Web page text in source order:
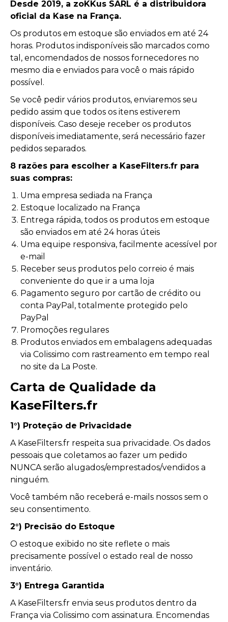
Nikon
Sony
Filtros de 100mm
Kits e Porta-filtros
Filtros Circulares K150
Filtros de 150mm
Acessórios
Nikon
Fuji
Panasonic
Canon RF
Canon EF
Nikon Z
Fuji G
Fuji X
LENTILLE MACRO
Lentille Macro 77mm
LIQUIDAÇÃO
Desde 2019, a zoKKus SARL é a distribuidora
oficial da Kase na França.
Os produtos em estoque são enviados em até 24
horas. Produtos indisponíveis são marcados como
tal, encomendados de nossos fornecedores no
mesmo dia e enviados para você o mais rápido
possível.
Se você pedir vários produtos, enviaremos seu
pedido assim que todos os itens estiverem
disponíveis. Caso deseje receber os produtos
disponíveis imediatamente, será necessário fazer
pedidos separados.
8 razões para escolher a KaseFilters.fr para
suas compras:
Uma empresa sediada na França
Estoque localizado na França
Entrega rápida, todos os produtos em estoque
são enviados em até 24 horas úteis
Uma equipe responsiva, facilmente acessível por
e-mail
Receber seus produtos pelo correio é mais
conveniente do que ir a uma loja
Pagamento seguro por cartão de crédito ou
conta PayPal, totalmente protegido pelo
PayPal
Promoções regulares
Produtos enviados em embalagens adequadas
via Colissimo com rastreamento em tempo real
no site da La Poste.
Carta de Qualidade da
KaseFilters.fr
1°) Proteção de Privacidade
A KaseFilters.fr respeita sua privacidade. Os dados
pessoais que coletamos ao fazer um pedido
NUNCA serão alugados/emprestados/vendidos a
ninguém.
Você também não receberá e-mails nossos sem o
seu consentimento.
2°) Precisão do Estoque
O estoque exibido no site reflete o mais
precisamente possível o estado real de nosso
inventário.
3°) Entrega Garantida
A KaseFilters.fr envia seus produtos dentro da
França via Colissimo com assinatura. Encomendas